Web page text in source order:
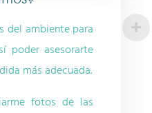
del ambiente para
poder asesorarte
más adecuada.
fotos de las